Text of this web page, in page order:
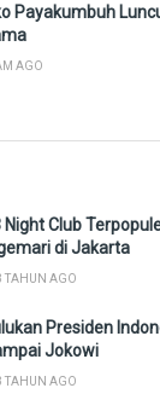
Payakumbuh
AGO
Night Club
di Jakarta
TAHUN AGO
Presiden
Jokowi
TAHUN AGO